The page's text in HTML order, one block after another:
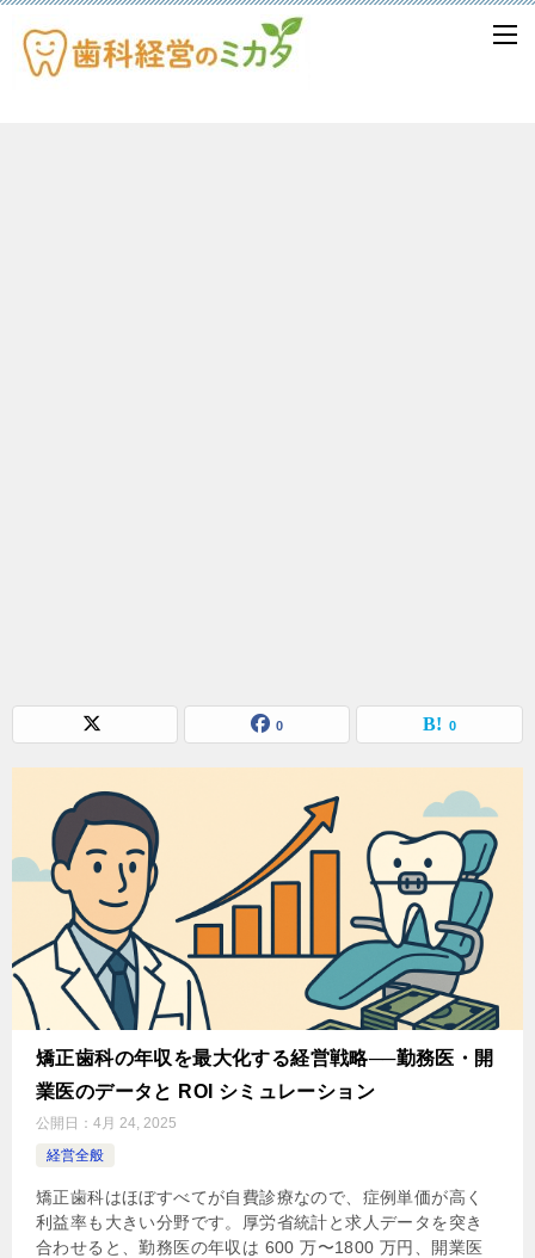
0 0
矯正歯科の年収を最大化する経営戦略──勤務医・開
業医のデータと ROI シミュレーション
公開日： 4月 24, 2025
経営全般
矯正歯科はほぼすべてが自費診療なので、症例単価が高く
利益率も大きい分野です。厚労省統計と求人データを突き
合わせると、勤務医の年収は 600 万〜1800 万円、開業医